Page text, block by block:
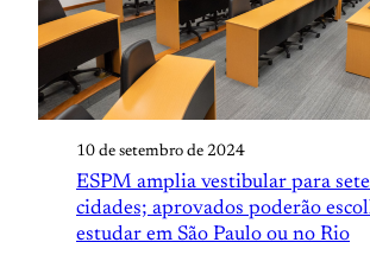
10 de setembro de 2024
ESPM amplia vestibular para
cidades; aprovados poderão
estudar em São Paulo ou no Rio